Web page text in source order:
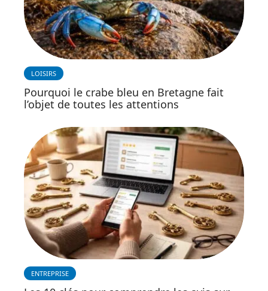
LOISIRS
Pourquoi le crabe bleu en Bretagne fait
l’objet de toutes les attentions
ENTREPRISE